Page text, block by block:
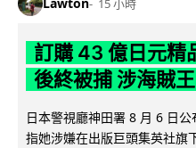
Lawton 15 小時
訂購 43 億日元精
後終被捕 涉海賊
日本警視廳神田署 8 月 6 日
指她涉嫌在出版巨頭集英社旗